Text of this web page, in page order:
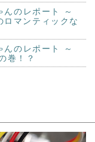
んのレポート ～
マンティックな
んのレポート ～
巻！？